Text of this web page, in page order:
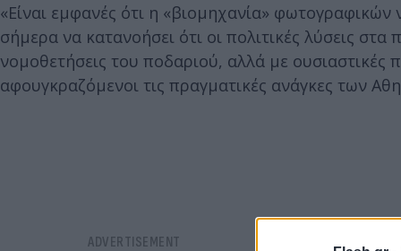
«Είναι εμφανές ότι η «βιομηχανία»
σήμερα να κατανοήσει ότι οι πολιτικές λύσεις
νομοθετήσεις του ποδαριού, αλλά με ουσιαστικές
αφουγκραζόμενοι τις πραγματικές ανάγκες των